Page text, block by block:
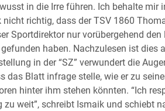
in die Irre führen. Ich behalte mir
richtig, dass der TSV 1860
Sportdirektor nur vorübergehend
haben. Nachzulesen ist dies
in der “SZ” verwundert die
das Blatt infrage stelle, wie er zu
hinter ihm stehen könnten. “Ich
zu weit”, schreibt Ismaik und schiebt